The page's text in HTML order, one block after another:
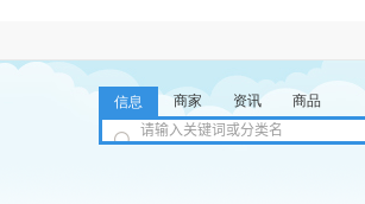
信息 商家 资讯 商品